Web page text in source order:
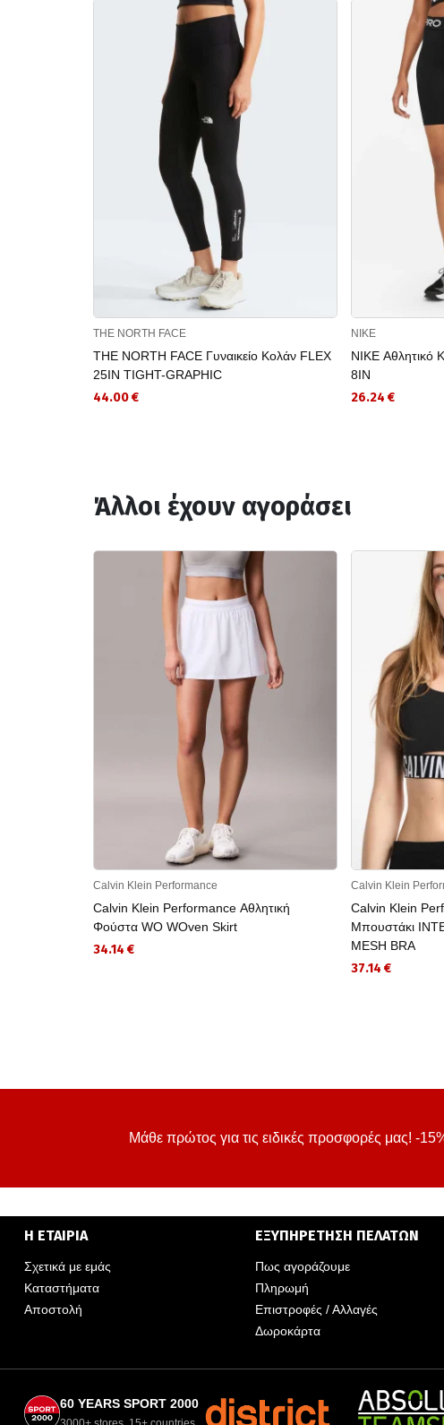
THE NORTH FACE
THE NORTH FACE Γυναικείο Κολάν FLEX
25IN TIGHT-GRAPHIC
44.00 €
NIKE
NIKE Αθλητικό
8IN
26.24 €
Άλλοι έχουν αγοράσει
Calvin Klein Performance
Calvin Klein Performance Αθλητική
Φούστα WO WOven Skirt
34.14 €
Calvin Klein
Calvin Klein
Μπουστάκι
MESH BRA
37.14 €
Μάθε πρώτος για τις ειδικές προσφορές μας! -
Η ΕΤΑΙΡΙΑ
Σχετικά με εμάς
Καταστήματα
Αποστολή
ΕΞΥΠΗΡΕΤΗΣΗ ΠΕΛΑΤΩΝ
Πως αγοράζουμε
Πληρωμή
Επιστροφές / Αλλαγές
Δωροκάρτα
60 YEARS SPORT 2000